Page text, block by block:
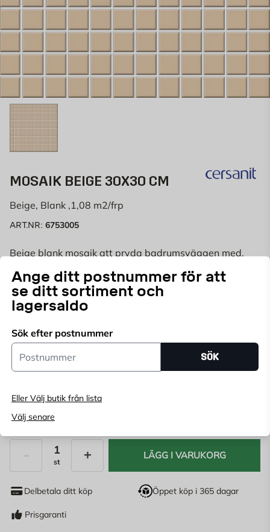
Ange ditt postnummer för att
se ditt sortiment och
lagersaldo
Sök efter postnummer
Postnummer
SÖK
Eller Välj butik från lista
Välj senare
MOSAIK BEIGE 30X30 CM
Beige, Blank ,1,08 m2/frp
ART.NR: 6753005
Beige blank mosaik att pryda badrumsväggen med.
Endast online
322,92 kr/st
299 KR /m2
0 st förpackningar
st
LÄGG I VARUKORG
Delbetala ditt köp Öppet köp i 365 dagar
Prisgaranti